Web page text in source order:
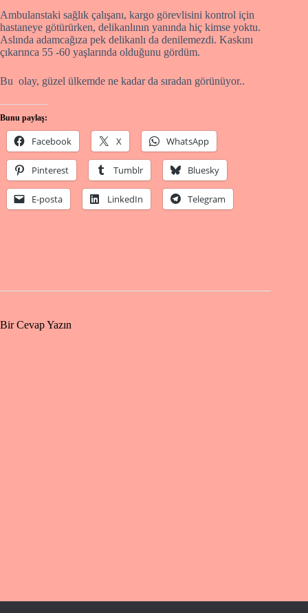
Ambulanstaki sağlık çalışanı, kargo görevlisini kontrol için
hastaneye götürürken, delikanlının yanında hiç kimse yoktu.
Aslında adamcağıza pek delikanlı da denilemezdi. Kaskını
çıkarınca 55 -60 yaşlarında olduğunu gördüm.
Bu olay, güzel ülkemde ne kadar da sıradan görünüyor..
Bunu paylaş:
Facebook X WhatsApp
Pinterest Tumblr Bluesky
E-posta LinkedIn Telegram
Bir Cevap Yazın